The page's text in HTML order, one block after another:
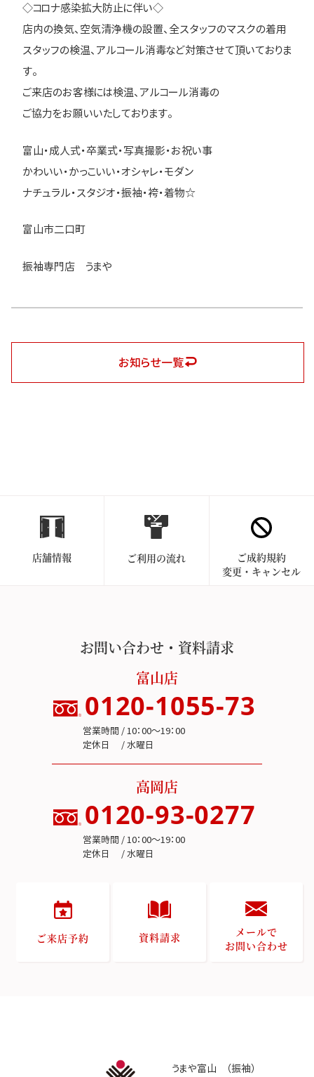
◇コロナ感染拡大防止に伴い◇
店内の換気、空気清浄機の設置、全スタッフのマスクの着用
スタッフの検温、アルコール消毒など対策させて頂いておりま
す。
ご来店のお客様には検温、アルコール消毒の
ご協力をお願いいたしております。
富山・成人式・卒業式・写真撮影・お祝い事
かわいい・かっこいい・オシャレ・モダン
ナチュラル・スタジオ・振袖・袴・着物☆
富山市二口町
振袖専門店 うまや
お知らせ一覧
店舗情報 ご利用の流れ
ご成約規約
変更・キャンセル
お問い合わせ・資料請求
富山店
0120-1055-73
営業時間 / 10：00～19：00
定休日 / 水曜日
高岡店
0120-93-0277
営業時間 / 10：00～19：00
定休日 / 水曜日
ご来店予約 資料請求
メールで
お問い合わせ
うまや富山 （振袖）